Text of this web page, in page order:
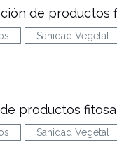
de productos
Sanidad Vegetal
productos
Sanidad Vegetal